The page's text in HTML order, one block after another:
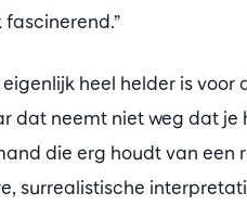
heel helder is voor
neemt niet weg dat je
die erg houdt van een
surrealistische